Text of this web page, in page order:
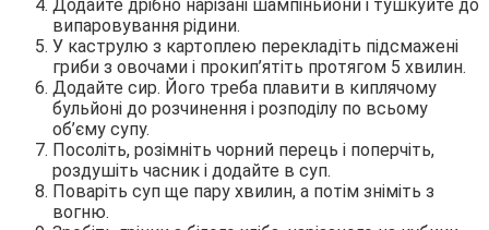
Додайте дрібно нарізані шампіньйони і тушкуйте до
випаровування рідини.
У каструлю з картоплею перекладіть підсмажені
гриби з овочами і прокип’ятіть протягом 5 хвилин.
Додайте сир. Його треба плавити в киплячому
бульйоні до розчинення і розподілу по всьому
об’єму супу.
Посоліть, розімніть чорний перець і поперчіть,
роздушіть часник і додайте в суп.
Поваріть суп ще пару хвилин, а потім зніміть з
вогню.